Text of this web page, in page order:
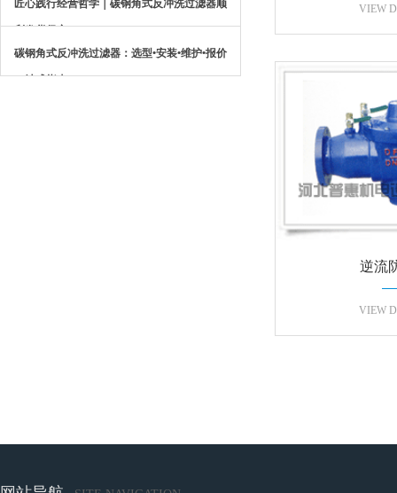
匠心践行经营哲学｜碳钢角式反冲洗过滤器顺
利发货保定
碳钢角式反冲洗过滤器：选型•安装•维护•报价
一站式指南
VIEW
逆流
VIEW